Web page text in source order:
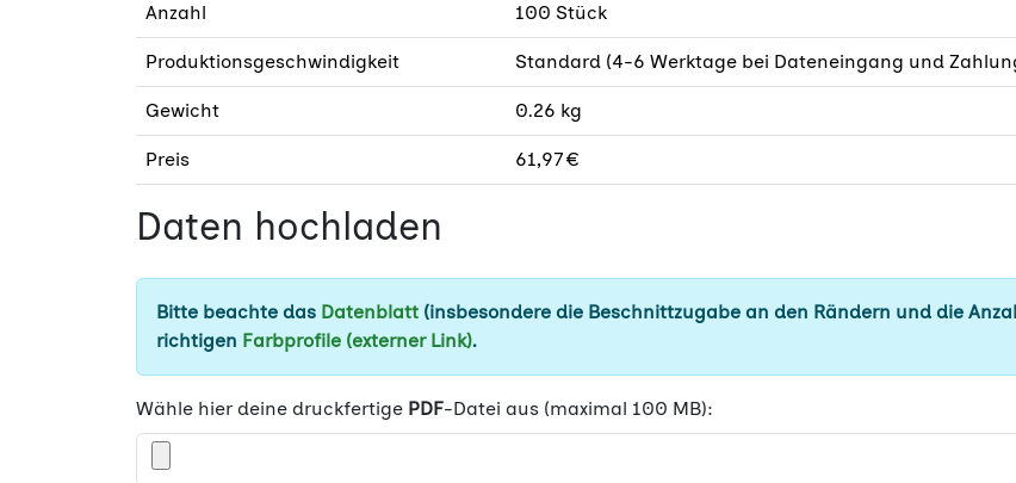
Anzahl 100 Stück
Produktionsgeschwindigkeit Standard (4-6 Werktage bei Dateneingang und
Gewicht 0.26 kg
Preis 61,97 €
Daten hochladen
Bitte beachte das Datenblatt (insbesondere die Beschnittzugabe an den Rändern und die
richtigen Farbprofile (externer Link).
Wähle hier deine druckfertige PDF-Datei aus (maximal 100 MB):